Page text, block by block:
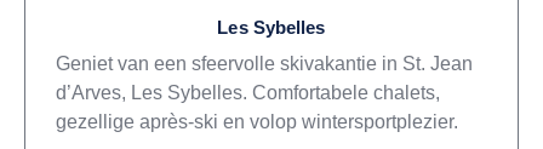
Les Sybelles
Geniet van een sfeervolle skivakantie in St. Jean
d’Arves, Les Sybelles. Comfortabele chalets,
gezellige après-ski en volop wintersportplezier.